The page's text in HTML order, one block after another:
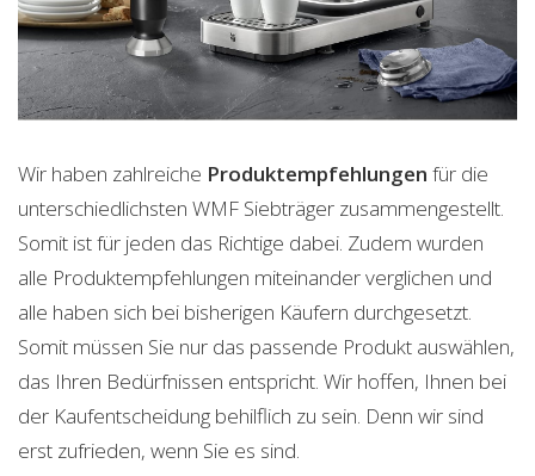
Wir haben zahlreiche Produktempfehlungen für die
unterschiedlichsten WMF Siebträger zusammengestellt.
Somit ist für jeden das Richtige dabei. Zudem wurden
alle Produktempfehlungen miteinander verglichen und
alle haben sich bei bisherigen Käufern durchgesetzt.
Somit müssen Sie nur das passende Produkt auswählen,
das Ihren Bedürfnissen entspricht. Wir hoffen, Ihnen bei
der Kaufentscheidung behilflich zu sein. Denn wir sind
erst zufrieden, wenn Sie es sind.